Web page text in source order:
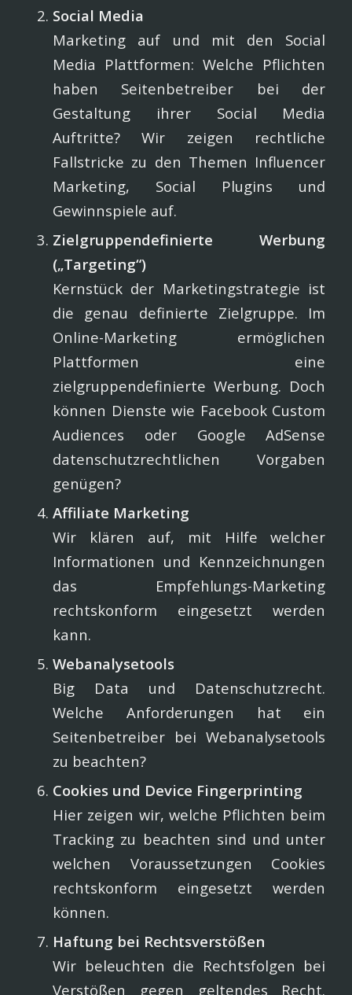
Social Media
Marketing auf und mit den Social
Media Plattformen: Welche Pflichten
haben Seitenbetreiber bei der
Gestaltung ihrer Social Media
Auftritte? Wir zeigen rechtliche
Fallstricke zu den Themen Influencer
Marketing, Social Plugins und
Gewinnspiele auf.
Zielgruppendefinierte Werbung
(„Targeting“)
Kernstück der Marketingstrategie ist
die genau definierte Zielgruppe. Im
Online-Marketing ermöglichen
Plattformen eine
zielgruppendefinierte Werbung. Doch
können Dienste wie Facebook Custom
Audiences oder Google AdSense
datenschutzrechtlichen Vorgaben
genügen?
Affiliate Marketing
Wir klären auf, mit Hilfe welcher
Informationen und Kennzeichnungen
das Empfehlungs-Marketing
rechtskonform eingesetzt werden
kann.
Webanalysetools
Big Data und Datenschutzrecht.
Welche Anforderungen hat ein
Seitenbetreiber bei Webanalysetools
zu beachten?
Cookies und Device Fingerprinting
Hier zeigen wir, welche Pflichten beim
Tracking zu beachten sind und unter
welchen Voraussetzungen Cookies
rechtskonform eingesetzt werden
können.
Haftung bei Rechtsverstößen
Wir beleuchten die Rechtsfolgen bei
Verstößen gegen geltendes Recht.